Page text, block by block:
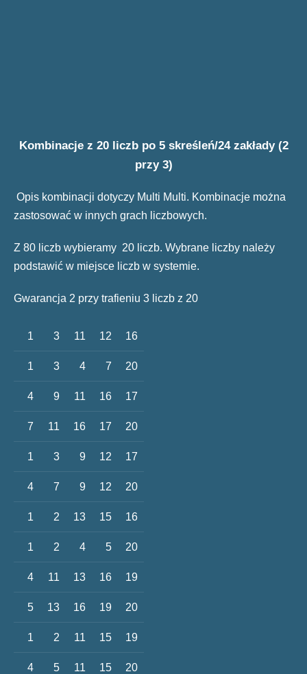
Kombinacje z 20 liczb po 5 skreśleń/24 zakłady (2
przy 3)
Opis kombinacji dotyczy Multi Multi. Kombinacje można
zastosować w innych grach liczbowych.
Z 80 liczb wybieramy 20 liczb. Wybrane liczby należy
podstawić w miejsce liczb w systemie.
Gwarancja 2 przy trafieniu 3 liczb z 20
1 3 11 12 16
1 3 4 7 20
4 9 11 16 17
7 11 16 17 20
1 3 9 12 17
4 7 9 12 20
1 2 13 15 16
1 2 4 5 20
4 11 13 16 19
5 13 16 19 20
1 2 11 15 19
4 5 11 15 20